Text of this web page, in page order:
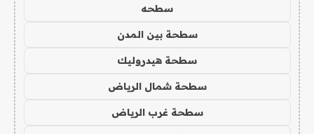
سطحه
سطحة بين المدن
سطحة هيدروليك
سطحة شمال الرياض
سطحة غرب الرياض